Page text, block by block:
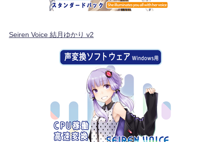
Seiren Voice 結月ゆかり v2